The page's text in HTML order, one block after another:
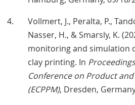
Vollmert, J., Peralta, P.,
Nasser, H., & Smarsly, K.
monitoring and simulation
clay printing. In
Conference on Product
(ECPPM), Dresden,